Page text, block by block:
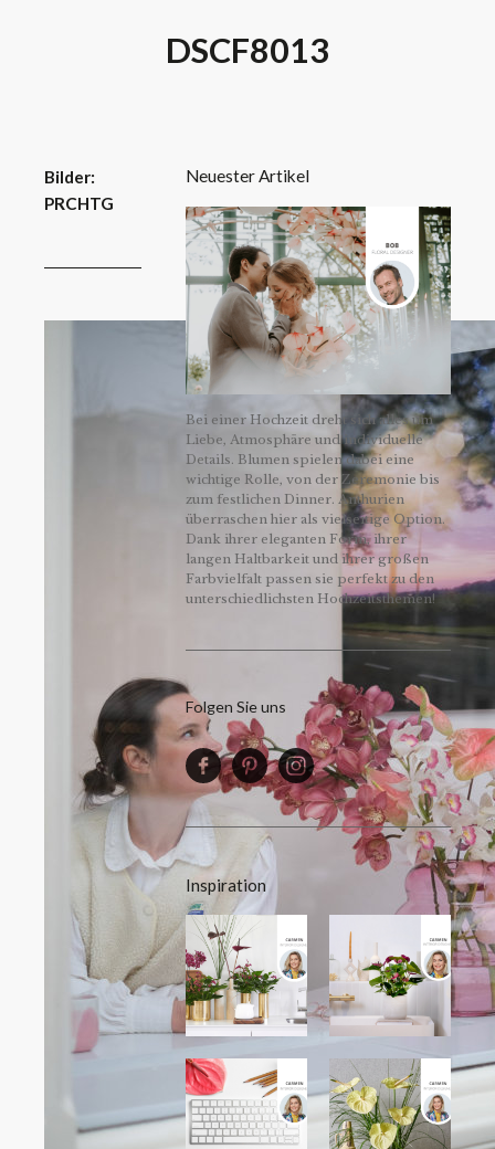
DSCF8013
Bilder:
PRCHTG
Neuester Artikel
Bei einer Hochzeit dreht sich alles um
Liebe, Atmosphäre und individuelle
Details. Blumen spielen dabei eine
wichtige Rolle, von der Zeremonie bis
zum festlichen Dinner. Anthurien
überraschen hier als vielseitige Option.
Dank ihrer eleganten Form, ihrer
langen Haltbarkeit und ihrer großen
Farbvielfalt passen sie perfekt zu den
unterschiedlichsten Hochzeitsthemen!
Folgen Sie uns
Inspiration